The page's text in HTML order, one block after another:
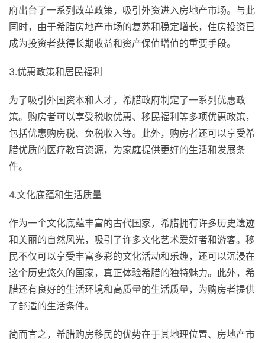
府出台了一系列改革政策，吸引外资进入房地产市场。与此
同时，由于希腊房地产市场的复苏和稳定增长，住房投资已
成为投资者获得长期收益和资产保值增值的重要手段。
3.优惠政策和居民福利
为了吸引外国资本和人才，希腊政府制定了一系列优惠政
策。购房者可以享受税收优惠、移民福利等多项优惠政策，
包括优惠购房税、免税收入等。此外，购房者还可以享受希
腊优质的医疗教育资源，为家庭提供更好的生活和发展条
件。
4.文化底蕴和生活质量
作为一个文化底蕴丰富的古代国家，希腊拥有许多历史遗迹
和美丽的自然风光，吸引了许多文化艺术爱好者和游客。移
民不仅可以享受丰富多彩的文化活动和乐趣，还可以沉浸在
这个历史悠久的国家，真正体验希腊的独特魅力。此外，希
腊还有良好的生活环境和高质量的生活质量，为购房者提供
了舒适的生活条件。
简而言之，希腊购房移民的优势在于其地理位置、房地产市